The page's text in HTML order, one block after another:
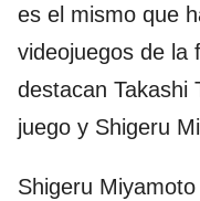
es el mismo que
videojuegos de la
destacan Takashi
juego y Shigeru
Shigeru